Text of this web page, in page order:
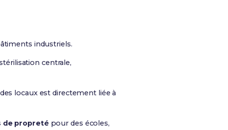
industriels.
centrale,
locaux est directement liée à
de propretépour des écoles,